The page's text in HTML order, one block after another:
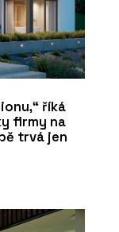
říká
firmy na
trvá jen